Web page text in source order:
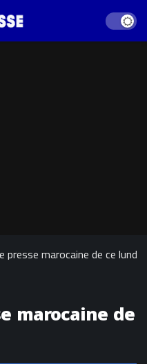
Dark
presse marocaine de ce lundi
marocaine de